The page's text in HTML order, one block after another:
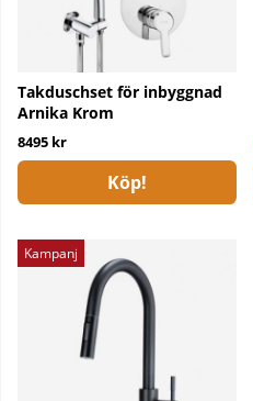
Takduschset för inbyggnad
Arnika Krom
8495 kr
Köp!
Kampanj